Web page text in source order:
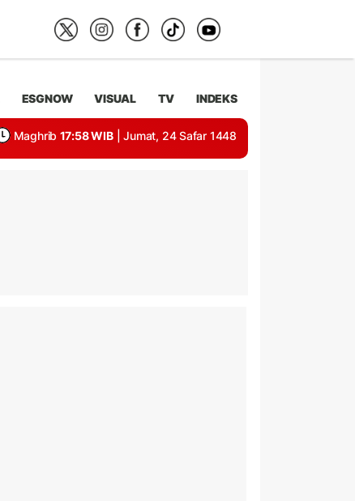
ESGNOW VISUAL TV INDEKS
Maghrib 17:58 WIB | Jumat, 24 Safar 1448